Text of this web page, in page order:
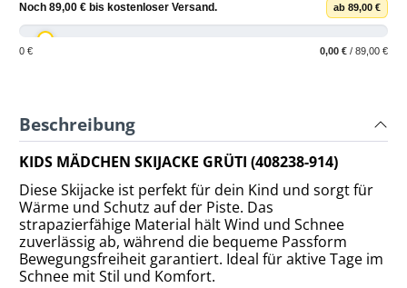
Noch 89,00 € bis kostenloser Versand. ab 89,00 €
0 € 0,00 € / 89,00 €
Beschreibung
KIDS MÄDCHEN SKIJACKE GRÜTI (408238-914)
Diese Skijacke ist perfekt für dein Kind und sorgt für
Wärme und Schutz auf der Piste. Das
strapazierfähige Material hält Wind und Schnee
zuverlässig ab, während die bequeme Passform
Bewegungsfreiheit garantiert. Ideal für aktive Tage im
Schnee mit Stil und Komfort.